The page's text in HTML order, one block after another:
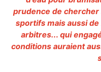
prudence de
sportifs mais aussi
arbitres... qui
conditions auraient